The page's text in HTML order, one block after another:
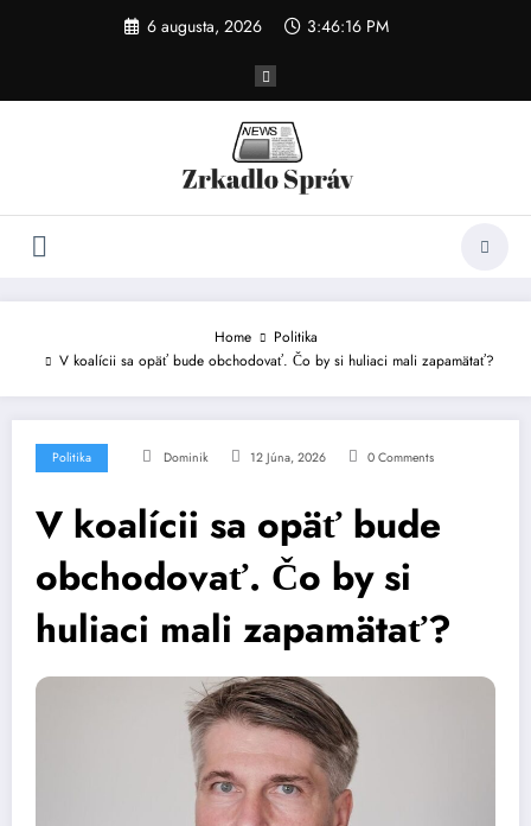
6 augusta, 2026 3:46:17 PM
Home
Politika
V koalícii sa opäť bude obchodovať. Čo by si huliaci mali zapamätať?
Politika Dominik 12 Júna, 2026 0 Comments
V koalícii sa opäť bude
obchodovať. Čo by si
huliaci mali zapamätať?